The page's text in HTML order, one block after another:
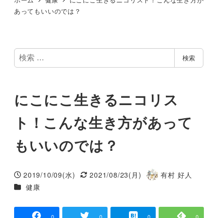
あってもいいのでは？
検
索
検索
にこにこ生きるニコリス
ト！こんな生き方があって
もいいのでは？
投稿日
2019/10/09(水)
更新日
2021/08/23(月)
著
有村 好人
カテゴリー
健康